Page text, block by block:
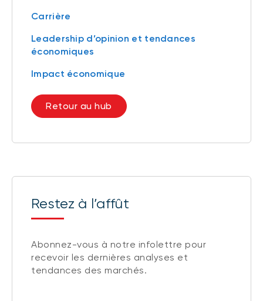
Carrière
Leadership d’opinion et tendances
économiques
Impact économique
Retour au hub
Restez à l’affût
Abonnez-vous à notre infolettre pour
recevoir les dernières analyses et
tendances des marchés.